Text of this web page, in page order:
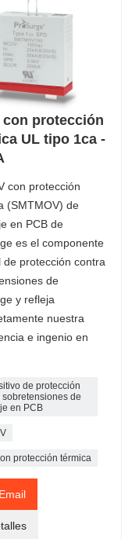
con protección
UL tipo 1ca -
con protección
(SMTMOV) de
en PCB de
es el componente
de protección contra
de
y refleja
nuestra
e ingenio en
de protección
sobretensiones de
en PCB
protección térmica
Email